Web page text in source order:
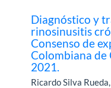
Diagnóstico y
rinosinusitis
Consenso de
Colombiana
2021.
Ricardo Silva